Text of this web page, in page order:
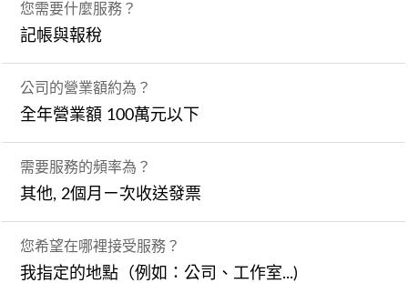
您需要什麼服務？
記帳與報稅
公司的營業額約為？
全年營業額 100萬元以下
需要服務的頻率為？
其他, 2個月ㄧ次收送發票
您希望在哪裡接受服務？
我指定的地點（例如：公司、工作室...)